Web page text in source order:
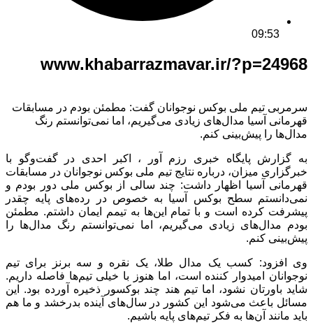
09:53
www.khabarrazmavar.ir/?p=24968
سرمربی تیم ملی بوکس نوجوانان گفت: مطمئن بودم در مسابقات
قهرمانی آسیا مدال‌های زیادی می‌گیریم، اما نمی‌توانستم رنگ
مدال‌ها را پیش‌بینی کنم.
به گزارش پایگاه خبری رزم آور ، اکبر احدی در گفت‌وگو با
خبرگزاری میزان، درباره نتایج تیم ملی بوکس نوجوانان در مسابقات
قهرمانی آسیا اظهار داشت: چند سالی از بوکس ملی دور بودم و
نمی‌دانستم سطح بوکس آسیا به خصوص در رده‌های پایه چقدر
پیشرفت کرده است و با تمام این‌ها به تیمم ایمان داشتم. مطمئن
بودم مدال‌های زیادی می‌گیریم، اما نمی‌توانستم رنگ مدال‌ها را
پیش‌بینی کنم.
وی افزود: کسب یک مدال طلا، یک نقره و سه برنز برای تیم
نوجوانان امیدوار کننده است، اما هنوز با خیلی تیم‌ها فاصله داریم.
شاید باورتان نشود، اما تیم هند چند بوکسور ذخیره آورده بود. این
مسائل باعث می‌شود این کشور در سال‌های آینده بدرخشد و ما هم
باید مانند آن‌ها به فکر تیم‌های پایه باشیم.